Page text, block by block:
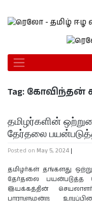
Tag: கோவிந்தன்
தமிழர்களின்
தேர்தலை
Posted on May 5, 2024 |
தமிழர்கள் தங்களது
தேர்தலை பயன்படுத்த
இயக்கத்தின்
பாராளுமன்ற